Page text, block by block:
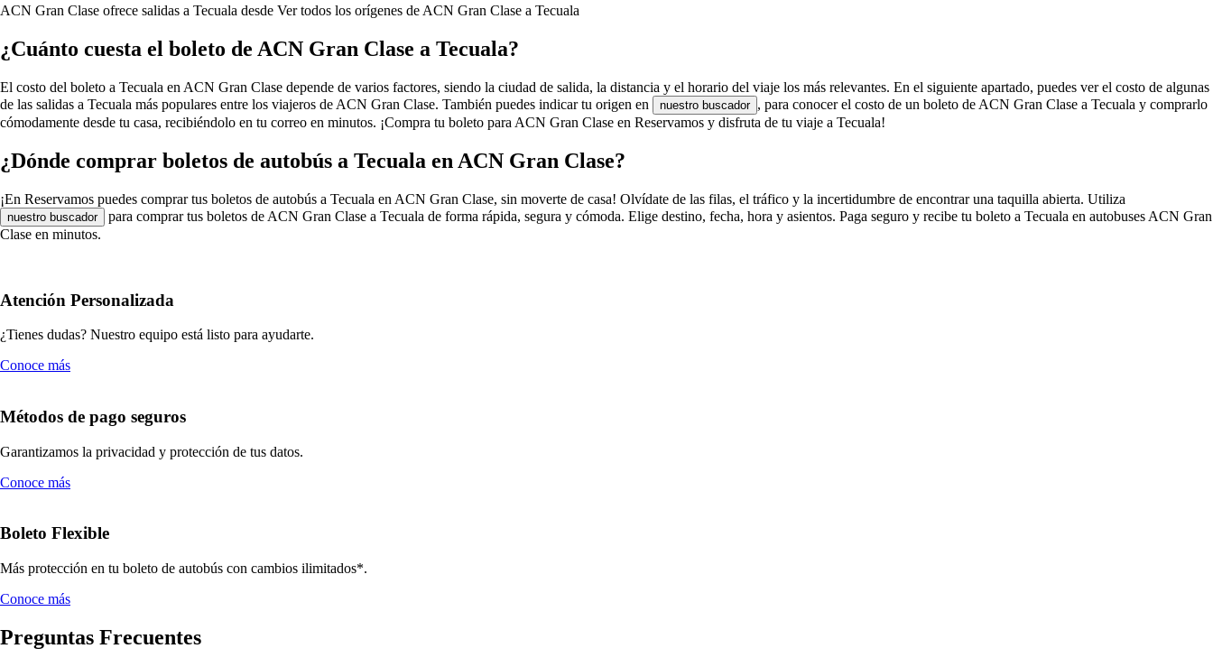
ACN Gran Clase ofrece salidas a Tecuala desde Ver todos los orígenes de ACN Gran Clase a Tecuala
¿Cuánto cuesta el boleto de ACN Gran Clase a Tecuala?
El costo del boleto a Tecuala en ACN Gran Clase depende de varios factores, siendo la ciudad de salida, la distancia y el horario del viaje los más relevantes. En el siguiente apartado, puedes ver el costo de algunas
de las salidas a Tecuala más populares entre los viajeros de ACN Gran Clase. También puedes indicar tu origen en
nuestro buscador , para conocer el costo de un boleto de ACN Gran Clase a Tecuala y comprarlo
cómodamente desde tu casa, recibiéndolo en tu correo en minutos. ¡Compra tu boleto para ACN Gran Clase en Reservamos y disfruta de tu viaje a Tecuala!
¿Dónde comprar boletos de autobús a Tecuala en ACN Gran Clase?
¡En Reservamos puedes comprar tus boletos de autobús a Tecuala en ACN Gran Clase, sin moverte de casa! Olvídate de las filas, el tráfico y la incertidumbre de encontrar una taquilla abierta. Utiliza
nuestro buscador
para comprar tus boletos de ACN Gran Clase a Tecuala de forma rápida, segura y cómoda. Elige destino, fecha, hora y asientos. Paga seguro y recibe tu boleto a Tecuala en autobuses ACN Gran
Clase en minutos.
Atención Personalizada
¿Tienes dudas? Nuestro equipo está listo para ayudarte.
Conoce más
Métodos de pago seguros
Garantizamos la privacidad y protección de tus datos.
Conoce más
Boleto Flexible
Más protección en tu boleto de autobús con cambios ilimitados*.
Conoce más
Preguntas Frecuentes